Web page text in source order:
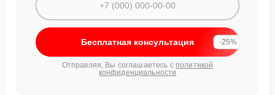
Бесплатная консультация -25%
Отправляя, Вы соглашаетесь с политикой
конфиденциальности